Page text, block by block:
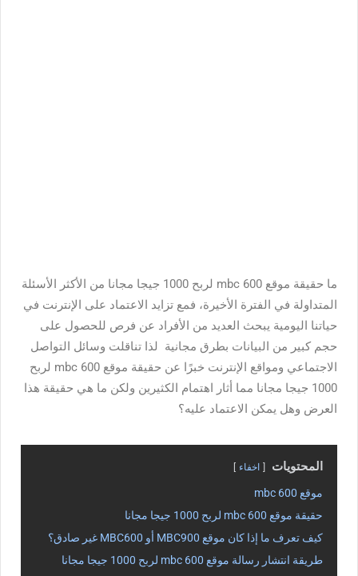
ما
حقيقة موقع mbc 600 لربح 1000 جيجا مجانا من الأكثر الأسئلة
المتداولة في الفترة الأخيرة، فمع تزايد الاعتماد على الإنترنت في
حياتنا اليومية يبحث العديد من الأفراد عن فرص للحصول على
حجم كبير من البيانات بطرق مجانية لذا تناقلت وسائل التواصل
الاجتماعي ومواقع الإنترنت خبرًا عن
حقيقة موقع mbc 600 لربح
1000 جيجا مجانا
مما أثار اهتمام الكثيرين ولكن ما هي حقيقة هذا
العرض وهل يمكن الاعتماد عليه؟
المحتويات اخفاء
موقع mbc 600
حقيقة موقع mbc 600 لربح 1000 جيجا مجانا
كيف تعرف ما إذا كان موقع MBC900 أو MBC600 غير صادق؟
طريقة انتشار رسالة موقع mbc 600 لربح 1000 جيجا مجانا